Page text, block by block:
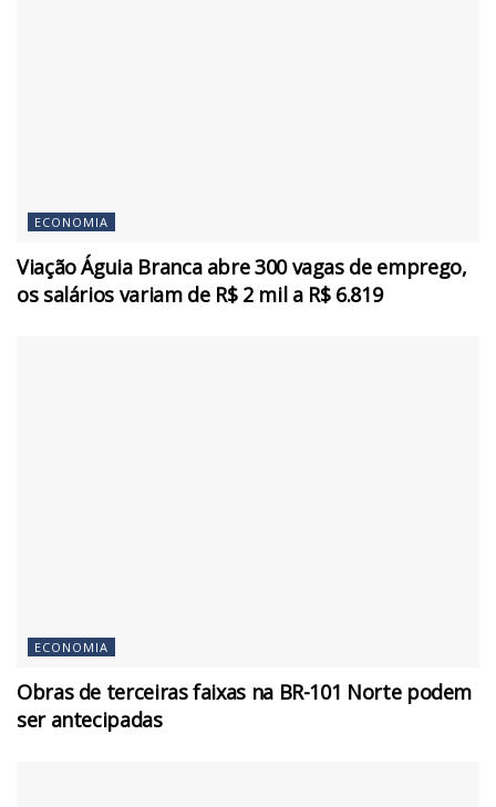
ECONOMIA
Viação Águia Branca abre 300 vagas de emprego,
os salários variam de R$ 2 mil a R$ 6.819
ECONOMIA
Obras de terceiras faixas na BR-101 Norte podem
ser antecipadas